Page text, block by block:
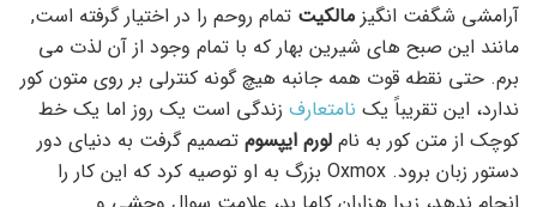
آرامشی شگفت انگیز مالکیت تمام روحم را در اختیار گرفته است,
مانند این صبح های شیرین بهار که با تمام وجود از آن لذت می
برم. حتی نقطه قوت همه جانبه هیچ گونه کنترلی بر روی متون کور
ندارد، این تقریباً یک نامتعارف زندگی است یک روز اما یک خط
کوچک از متن کور به نام لورم ایپسوم تصمیم گرفت به دنیای دور
دستور زبان برود. Oxmox بزرگ به او توصیه کرد که این کار را